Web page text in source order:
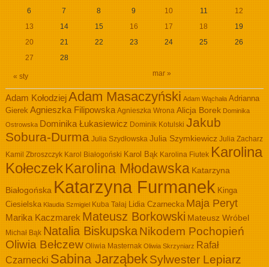
« sty mar »
6
7 8 9 10 11
12
13
14 15 16 17 18
19
20
21 22 23 24 25
26
27
28
Adam KołodziejAdam Masaczyński Adam Wąchała Adrianna
Gierek Agnieszka Filipowska Agnieszka Wrona Alicja Borek Dominika
Ostrowska Dominika Łukasiewicz Dominik Kotulski Jakub
Sobura-Durma Julia Szydłowska Julia Szymkiewicz Julia Zacharz
Kamil Zbroszczyk Karol Białogoński Karol Bąk Karolina Fiutek Karolina
KołeczekKarolina Młodawska Katarzyna
Białogońska Katarzyna Furmanek Kinga
Ciesielska Klaudia Szmigiel Kuba Tałaj Lidia Czarnecka Maja Peryt
Marika Kaczmarek Mateusz Borkowski Mateusz Wróbel
Michał Bąk Natalia BiskupskaNikodem Pochopień
Oliwia Bełczew Oliwia Masternak Oliwia Skrzyniarz Rafał
Czarnecki Sabina JarząbekSylwester Lepiarz